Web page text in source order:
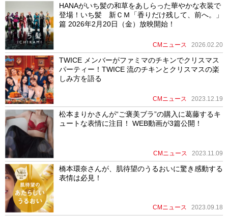
HANAがいち髪の和草をあしらった華やかな衣装で
登場！いち髪 新ＣＭ「香りだけ残して、前へ。」
篇 2026年2月20日（金）放映開始！
CMニュース 2026.02.20
TWICE メンバーがファミマのチキンでクリスマス
パーティー！TWICE 流のチキンとクリスマスの楽
しみ方を語る
CMニュース 2023.12.19
松本まりかさんが“ご褒美ブラ”の購入に葛藤するキ
ュートな表情に注目！ WEB動画が3篇公開！
CMニュース 2023.11.09
橋本環奈さんが、肌待望のうるおいに驚き感動する
表情は必見！
CMニュース 2023.09.18